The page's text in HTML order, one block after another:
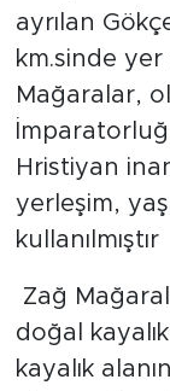
ayrılan
km.sinde yer
Mağaralar,
Hristiyan
yerleşim,
kullanılmıştır
Zağ
doğal
kayalık